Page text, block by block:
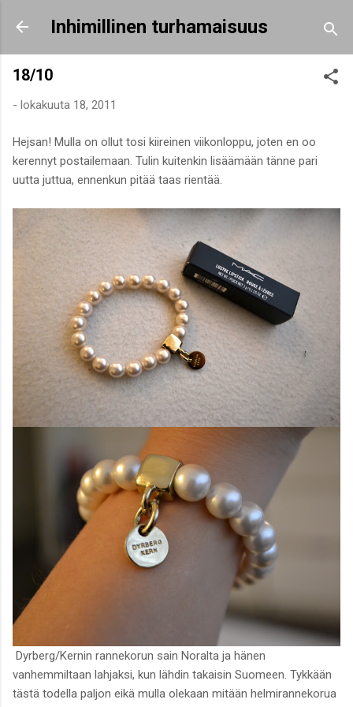
Siirry pääsisältöön
Inhimillinen turhamaisuus
18/10
- lokakuuta 18, 2011
Hejsan! Mulla on ollut tosi kiireinen viikonloppu, joten en oo
kerennyt postailemaan. Tulin kuitenkin lisäämään tänne pari
uutta juttua, ennenkun pitää taas rientää.
Dyrberg/Kernin rannekorun sain Noralta ja hänen
vanhemmiltaan lahjaksi, kun lähdin takaisin Suomeen. Tykkään
tästä todella paljon eikä mulla olekaan mitään helmirannekorua